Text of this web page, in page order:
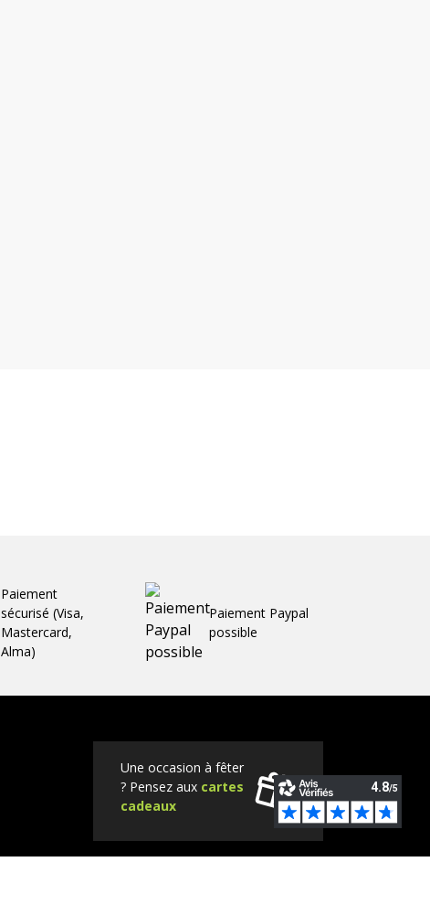
Paiement
sécurisé (Visa,
Mastercard,
Alma)
Paiement Paypal
possible
Une occasion à fêter
? Pensez aux cartes
cadeaux